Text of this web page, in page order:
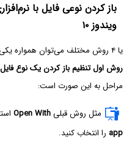
باز کردن نوعی فایل با
ویندوز ۱۰
یا ۴ روش مختلف می‌توان همواره یکی از انواع فایل را با نرم‌افزار خاصی باز کرد.
روش اول تنظیم باز کردن یک نوع فایل
مراحل به این صورت است:
مثل روش قبلیOpen With
app را انتخاب کنید.